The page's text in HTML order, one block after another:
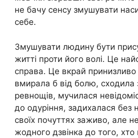
не бачу сенсу змушувати
себе.
Змушувати людину бути
житті проти його волі. Це
справа. Це вкрай
вмирала б від болю, сходила
ревнощів, мучилася
до одуріння, задихалася без
своїх почуттях заживо, але
жодного дзвінка до того, хто